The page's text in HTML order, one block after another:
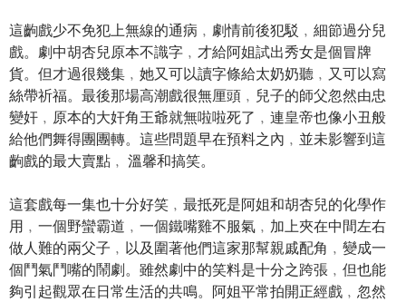
這齣戲少不免犯上無線的通病﹐劇情前後犯駁﹐細節過分兒
戲。劇中胡杏兒原本不識字﹐才給阿姐試出秀女是個冒牌
貨。但才過很幾集﹐她又可以讀字條給太奶奶聽﹐又可以寫
絲帶祈福。最後那場高潮戲很無厘頭﹐兒子的師父忽然由忠
變奸﹐原本的大奸角王爺就無啦啦死了﹐連皇帝也像小丑般
給他們舞得團團轉。這些問題早在預料之內﹐並未影響到這
齣戲的最大賣點﹐ 溫馨和搞笑。
這套戲每一集也十分好笑﹐最抵死是阿姐和胡杏兒的化學作
用﹐一個野蠻霸道﹐一個鐵嘴雞不服氣﹐加上夾在中間左右
做人難的兩父子﹐以及圍著他們這家那幫親戚配角﹐變成一
個鬥氣鬥嘴的鬧劇。雖然劇中的笑料是十分之跨張﹐但也能
夠引起觀眾在日常生活的共鳴。阿姐平常拍開正經戲﹐忽然